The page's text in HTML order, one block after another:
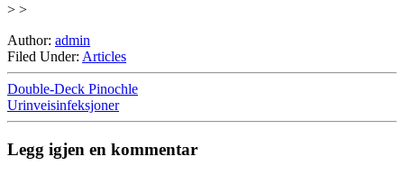
> >
Author: admin
Filed Under: Articles
Double-Deck Pinochle
Urinveisinfeksjoner
Legg igjen en kommentar